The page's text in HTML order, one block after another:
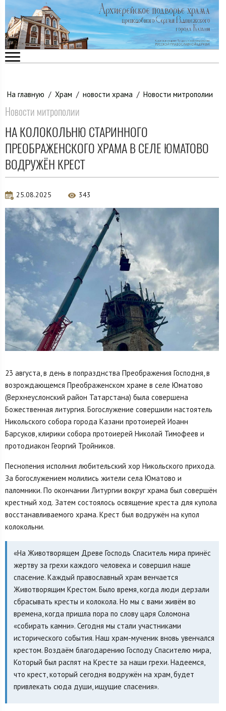
На главную / Храм / новости храма / Новости митрополии
Новости митрополии
НА КОЛОКОЛЬНЮ СТАРИННОГО
ПРЕОБРАЖЕНСКОГО ХРАМА В СЕЛЕ ЮМАТОВО
ВОДРУЖЁН КРЕСТ
25.08.2025 343
23 августа, в день в попразднства Преображения Господня, в
возрождающемся Преображенском храме в селе Юматово
(Верхнеуслонский район Татарстана) была совершена
Божественная литургия. Богослужение совершили настоятель
Никольского собора города Казани протоиерей Иоанн
Барсуков, клирики собора протоиерей Николай Тимофеев и
протодиакон Георгий Тройников.
Песнопения исполнил любительский хор Никольского прихода.
За богослужением молились жители села Юматово и
паломники. По окончании Литургии вокруг храма был совершён
крестный ход. Затем состоялось освящение креста для купола
восстанавливаемого храма. Крест был водружён на купол
колокольни.
«На Животворящем Древе Господь Спаситель мира принёс
жертву за грехи каждого человека и совершил наше
спасение. Каждый православный храм венчается
Животворящим Крестом. Было время, когда люди дерзали
сбрасывать кресты и колокола. Но мы с вами живём во
времена, когда пришла пора по слову царя Соломона
«собирать камни». Сегодня мы стали участниками
исторического события. Наш храм-мученик вновь увенчался
крестом. Воздаём благодарению Господу Спасителю мира,
Который был распят на Кресте за наши грехи. Надеемся,
что крест, который сегодня водружён на храм, будет
привлекать сюда души, ищущие спасения».